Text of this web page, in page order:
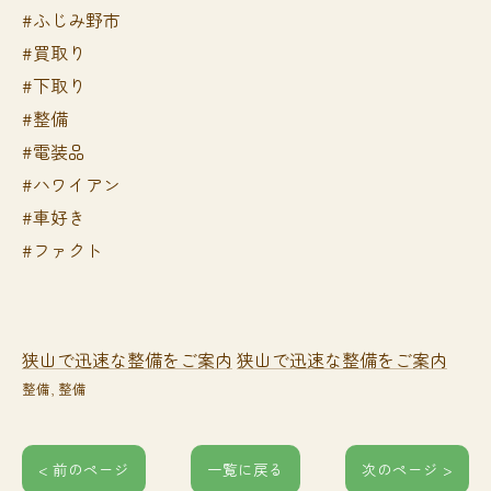
#ふじみ野市
#買取り
#下取り
#整備
#電装品
#ハワイアン
#車好き
#ファクト
狭山で迅速な整備をご案内 狭山で迅速な整備をご案内
整備 整備
< 前のページ 一覧に戻る 次のページ >